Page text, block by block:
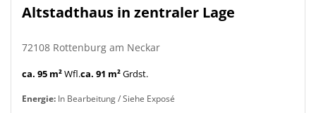
Altstadthaus in zentraler Lage
72108 Rottenburg am Neckar
ca. 95 m²Wfl.ca. 91 m²Grdst.
Energie: In Bearbeitung / Siehe Exposé